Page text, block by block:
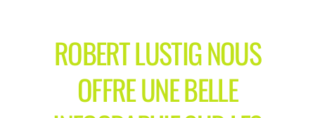
ROBERT LUSTIG NOUS
OFFRE UNE BELLE